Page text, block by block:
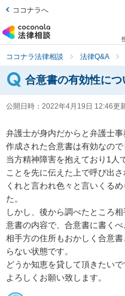
ココナラへ
ココナラ法律相談 法律Q&A
合意書の有効性に
公開日時： 2022年4月19日 12:46更
弁護士が身内だからと弁護士
作成された合意書は有効なので
当方精神障害を抱えており1人
ことを先に伝えた上で呼び出
くれと言われ色々と言いくる
た。
しかし、後から調べたところ
意書の内容で、合意書に書く
相手方の住所もおかしく合意
らない状態です。
どうか知恵を貸して頂きたいで
よろしくお願い致します。